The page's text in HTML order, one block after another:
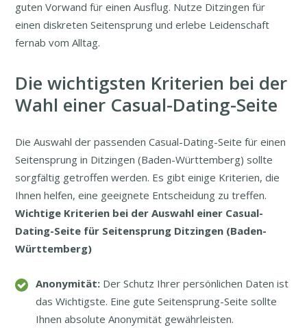
guten Vorwand für einen Ausflug. Nutze Ditzingen für
einen diskreten Seitensprung und erlebe Leidenschaft
fernab vom Alltag.
Die wichtigsten Kriterien bei der
Wahl einer Casual-Dating-Seite
Die Auswahl der passenden Casual-Dating-Seite für einen
Seitensprung in Ditzingen (Baden-Württemberg) sollte
sorgfältig getroffen werden. Es gibt einige Kriterien, die
Ihnen helfen, eine geeignete Entscheidung zu treffen.
Wichtige Kriterien bei der Auswahl einer Casual-
Dating-Seite für Seitensprung Ditzingen (Baden-
Württemberg)
Anonymität: Der Schutz Ihrer persönlichen Daten ist
das Wichtigste. Eine gute Seitensprung-Seite sollte
Ihnen absolute Anonymität gewährleisten.